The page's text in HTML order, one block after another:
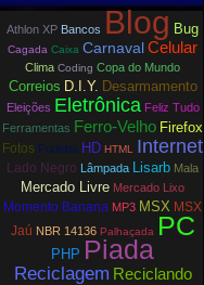
Athlon XP Bancos Blog Bug
Cagada Caixa CarnavalCelular
Clima Coding Copa do Mundo
Correios D.I.Y. Desarmamento
Eleições Eletrônica Feliz Tudo
Ferramentas Ferro-Velho Firefox
Fotos Fudeba HD HTML Internet
Lado Negro Lâmpada Lisarb Mala
Mercado Livre Mercado Lixo
Momento Banana MP3 MSX MSX
Jaú NBR 14136 Palhaçada PC
PHP Piada
Reciclagem Reciclando